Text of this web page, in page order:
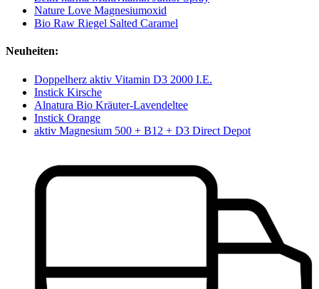
Nature Love Magnesiumoxid
Bio Raw Riegel Salted Caramel
Neuheiten:
Doppelherz aktiv Vitamin D3 2000 I.E.
Instick Kirsche
Alnatura Bio Kräuter-Lavendeltee
Instick Orange
aktiv Magnesium 500 + B12 + D3 Direct Depot